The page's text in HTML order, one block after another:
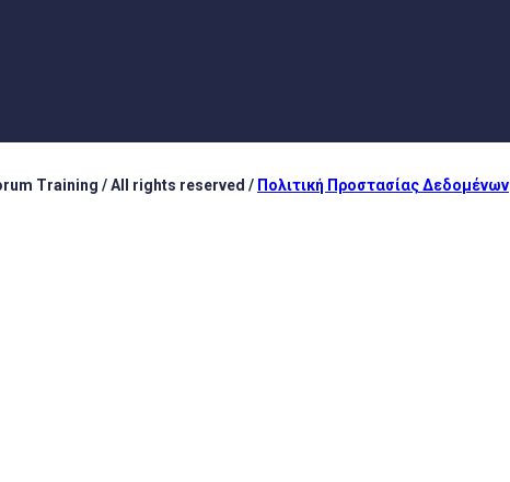
Training / All rights reserved / Πολιτική Προστασίας Δεδομένων